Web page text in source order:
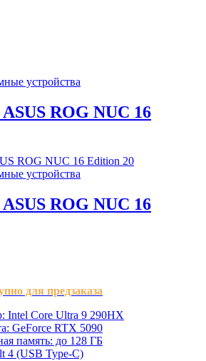
устройства
ROG NUC 16
устройства
ROG NUC 16
для предзаказа
Intel Core Ultra 9 290HX
GeForce RTX 5090
память: до 128 ГБ
4 (USB Type-C)